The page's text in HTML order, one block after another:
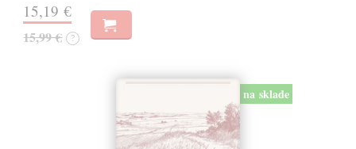
15,19 €
15,99 € ?
na sklade